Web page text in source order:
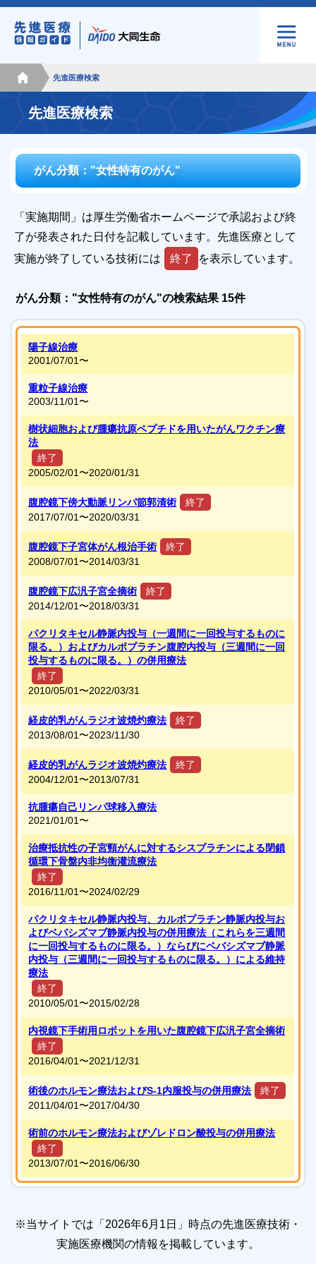
先進医療検索
先進医療検索
がん分類："女性特有のがん"
「実施期間」は厚生労働省ホームページで承認および終
了が発表された日付を記載しています。先進医療として
実施が終了している技術には
終了 を表示しています。
がん分類："女性特有のがん"の検索結果 15件
陽子線治療
2001/07/01〜
重粒子線治療
2003/11/01〜
樹状細胞および腫瘍抗原ペプチドを用いたがんワクチン療
法
終了
2005/02/01〜2020/01/31
腹腔鏡下傍大動脈リンパ節郭清術
終了
2017/07/01〜2020/03/31
腹腔鏡下子宮体がん根治手術
終了
2008/07/01〜2014/03/31
腹腔鏡下広汎子宮全摘術
終了
2014/12/01〜2018/03/31
パクリタキセル静脈内投与（一週間に一回投与するものに
限る。）およびカルボプラチン腹腔内投与（三週間に一回
投与するものに限る。）の併用療法
終了
2010/05/01〜2022/03/31
経皮的乳がんラジオ波焼灼療法
終了
2013/08/01〜2023/11/30
経皮的乳がんラジオ波焼灼療法
終了
2004/12/01〜2013/07/31
抗腫瘍自己リンパ球移入療法
2021/01/01〜
治療抵抗性の子宮頸がんに対するシスプラチンによる閉鎖
循環下骨盤内非均衡灌流療法
終了
2016/11/01〜2024/02/29
パクリタキセル静脈内投与、カルボプラチン静脈内投与お
よびベバシズマブ静脈内投与の併用療法（これらを三週間
に一回投与するものに限る。）ならびにベバシズマブ静脈
内投与（三週間に一回投与するものに限る。）による維持
療法
終了
2010/05/01〜2015/02/28
内視鏡下手術用ロボットを用いた腹腔鏡下広汎子宮全摘術
終了
2016/04/01〜2021/12/31
術後のホルモン療法およびS-1内服投与の併用療法
終了
2011/04/01〜2017/04/30
術前のホルモン療法およびゾレドロン酸投与の併用療法
終了
2013/07/01〜2016/06/30
※当サイトでは「2026年6月1日」時点の先進医療技術・
実施医療機関の情報を掲載しています。